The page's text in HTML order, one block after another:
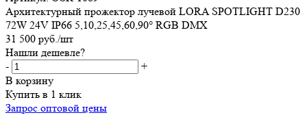
Архитектурный прожектор лучевой LORA SPOTLIGHT D230
72W 24V IP66 5,10,25,45,60,90° RGB DMX
31 500 руб./шт
Нашли дешевле?
-
+
В корзину
Купить в 1 клик
Запрос оптовой цены